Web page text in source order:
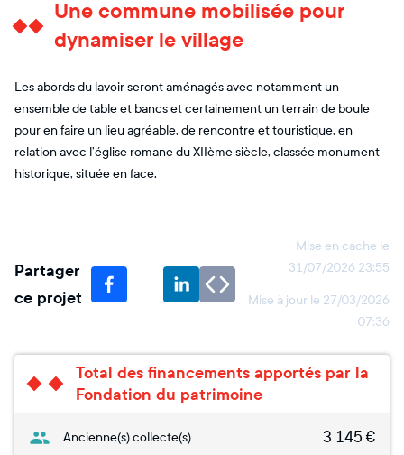
Une commune mobilisée pour
dynamiser le village
Les abords du lavoir seront aménagés avec notamment un
ensemble de table et bancs et certainement un terrain de boule
pour en faire un lieu agréable, de rencontre et touristique, en
relation avec l’église romane du XIIème siècle, classée monument
historique, située en face.
Partager
ce projet
Mise en cache le
31/07/2026 23:55
Mise à jour le 27/03/2026
07:36
Total des financements apportés par la
Fondation du patrimoine
Ancienne(s) collecte(s) 3 145 €